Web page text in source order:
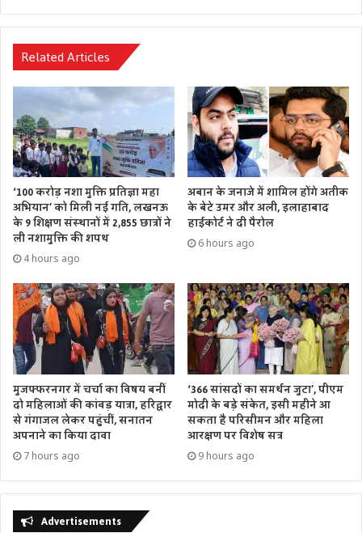
Related Articles
‘100 करोड़ नशा मुक्ति प्रतिज्ञा महा
अभियान’ को मिली नई गति, लखनऊ
के 9 शिक्षण संस्थानों में 2,855 छात्रों ने
ली नशामुक्ति की शपथ
4 hours ago
अबान के जनाजे में शामिल होंगे अतीक
के बेटे उमर और अली, इलाहाबाद
हाईकोर्ट ने दी पैरोल
6 hours ago
मुजफ्फरनगर में चर्चा का विषय बनीं
दो महिलाओं की कांवड़ यात्रा, हरिद्वार
से गंगाजल लेकर पहुंचीं, सनातन
अपनाने का किया दावा
7 hours ago
‘366 सांसदों का समर्थन जुटा’, पीएम
मोदी के बड़े संकेत, इसी महीने आ
सकता है परिसीमन और महिला
आरक्षण पर विशेष सत्र
9 hours ago
Advertisements